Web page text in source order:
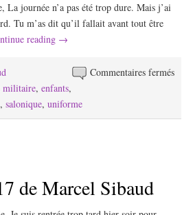
journée n’a pas été trop dure. Mais j’ai
Tu m’as dit qu’il fallait avant tout être
reading →
Commentaires ferméssur
24
militaire, enfants,
, salonique, uniforme
de Marcel Sibaud